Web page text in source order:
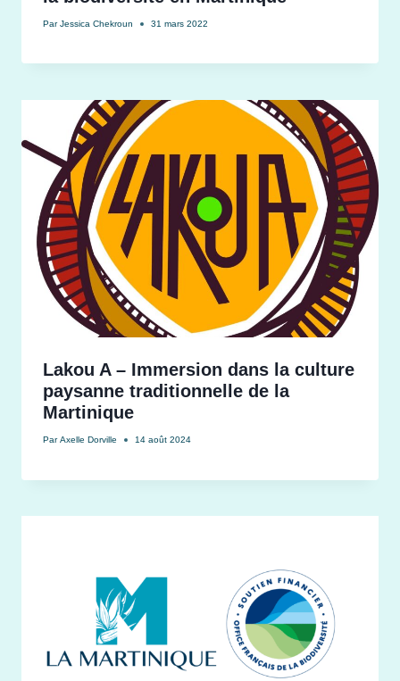
Par Jessica Chekroun 31 mars 2022
Lakou A – Immersion dans la culture
paysanne traditionnelle de la
Martinique
Par Axelle Dorville 14 août 2024